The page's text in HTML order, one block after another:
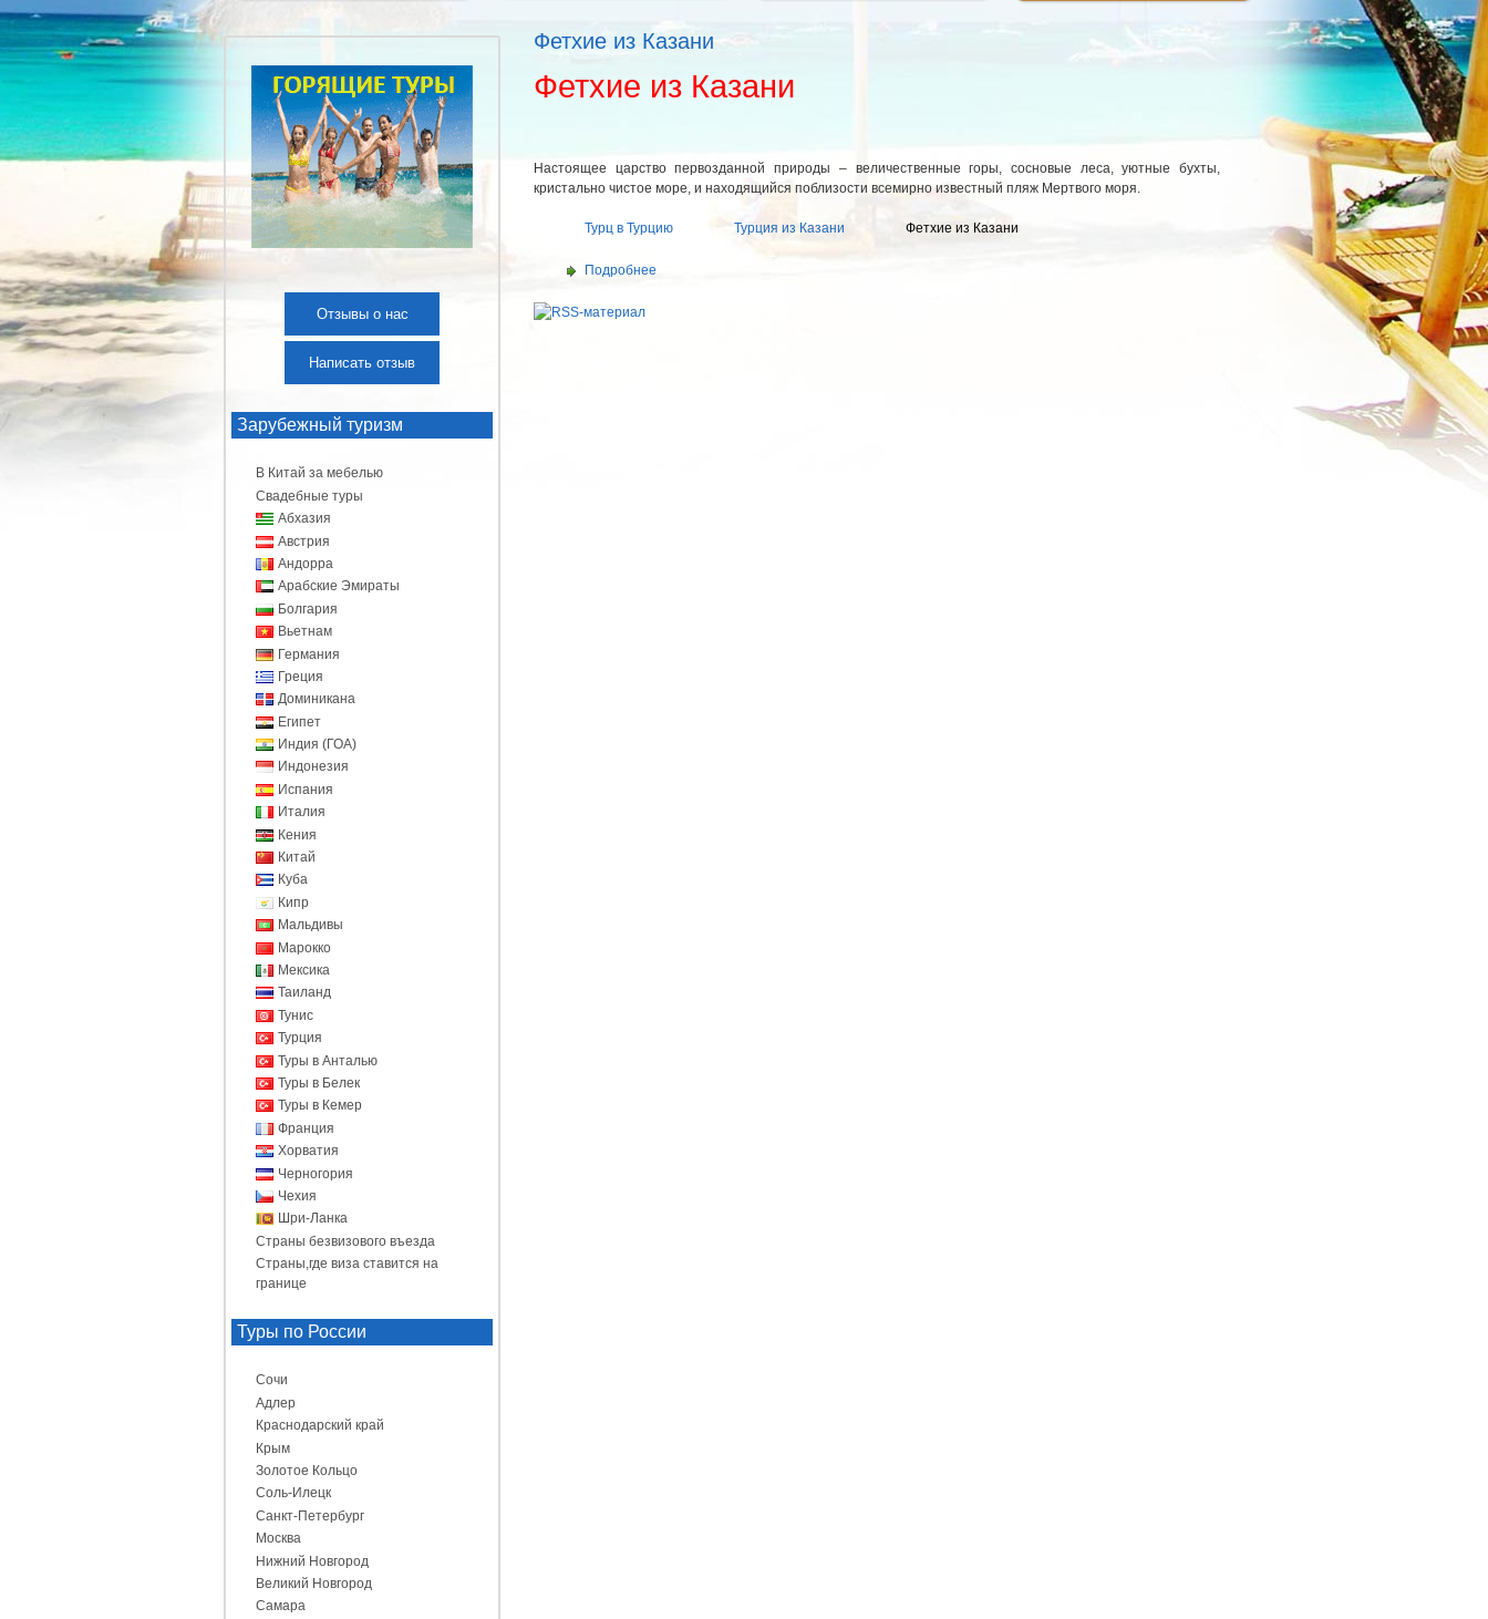
Фетхие из Казани
Фетхие из Казани
Настоящее царство первозданной природы – величественные горы, сосновые леса, уютные бухты,
кристально чистое море, и находящийся поблизости всемирно известный пляж Мертвого моря.
Турц в Турцию Турция из Казани Фетхие из Казани
Подробнее
Отзывы о нас
Написать отзыв
Зарубежный туризм
В Китай за мебелью
Свадебные туры
Абхазия
Австрия
Андорра
Арабские Эмираты
Болгария
Вьетнам
Германия
Греция
Доминикана
Египет
Индия (ГОА)
Индонезия
Испания
Италия
Кения
Китай
Куба
Кипр
Мальдивы
Марокко
Мексика
Таиланд
Тунис
Турция
Туры в Анталью
Туры в Белек
Туры в Кемер
Франция
Хорватия
Черногория
Чехия
Шри-Ланка
Страны безвизового въезда
Страны,где виза ставится на
границе
Туры по России
Сочи
Адлер
Краснодарский край
Крым
Золотое Кольцо
Соль-Илецк
Санкт-Петербург
Москва
Нижний Новгород
Великий Новгород
Самара